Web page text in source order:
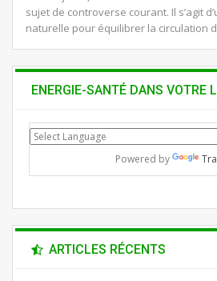
sujet de controverse courant. Il s’agit
naturelle pour équilibrer la circulation
ENERGIE-SANTÉ DANS VOTRE
Powered by
ARTICLES RÉCENTS